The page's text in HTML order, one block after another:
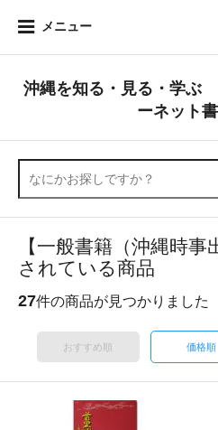
メニュー
沖縄を知る・見る・学
ーネット
【一般書籍（沖縄時
されている商品
27件の商品が見つかりました
おすすめ順 価格順